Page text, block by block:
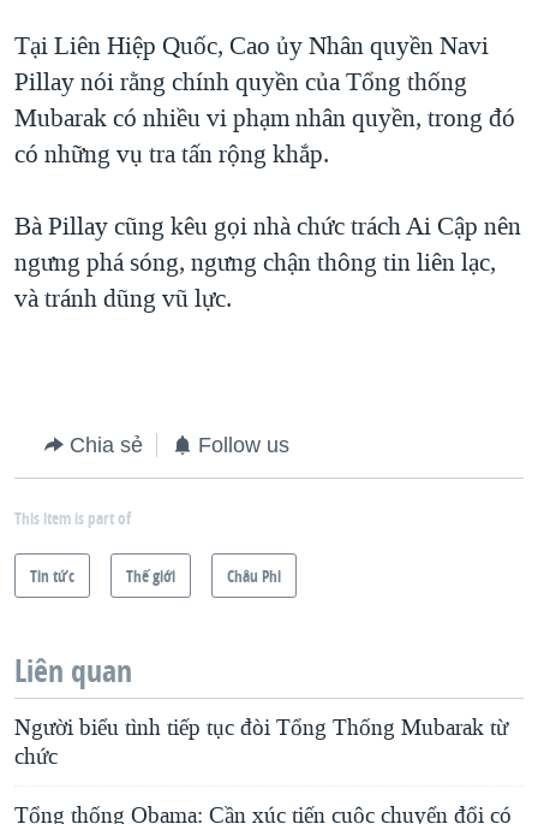
Tại Liên Hiệp Quốc, Cao ủy Nhân quyền Navi
Pillay nói rằng chính quyền của Tổng thống
Mubarak có nhiều vi phạm nhân quyền, trong đó
có những vụ tra tấn rộng khắp.
Bà Pillay cũng kêu gọi nhà chức trách Ai Cập nên
ngưng phá sóng, ngưng chận thông tin liên lạc,
và tránh dũng vũ lực.
Chia sẻ Follow us
This item is part of
Tin tức Thế giới Châu Phi
Liên quan
Người biểu tình tiếp tục đòi Tổng Thống Mubarak từ
chức
Tổng thống Obama: Cần xúc tiến cuộc chuyển đổi có